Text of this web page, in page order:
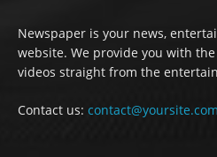
Newspaper is your news,
website. We provide you with
videos straight from the
Contact us: contact@yoursite.com